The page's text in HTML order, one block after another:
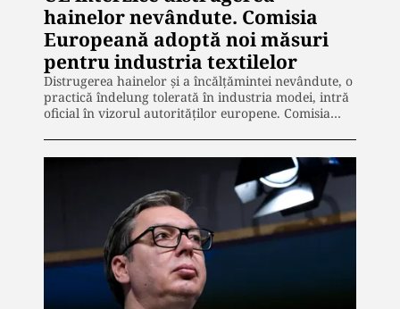
hainelor nevândute. Comisia
Europeană adoptă noi măsuri
pentru industria textilelor
Distrugerea hainelor și a încălțămintei nevândute, o
practică îndelung tolerată în industria modei, intră
oficial în vizorul autorităților europene. Comisia…